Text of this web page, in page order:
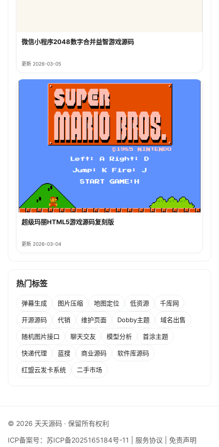
微信小程序2048数字合并益智游戏源码
更新 2026-03-05
超级玛丽HTML5游戏源码复刻版
更新 2026-03-04
热门标签
弹幕生成 图片压缩 地图定位 低资源 千库网
开源源码 代销 维护页面 Dobby主题 域名出售
随机图片接口 聊天交友 模型分析 首涂主题
快递代理 蓝搜 商业源码 软件库源码
红盟云发卡系统 二手市场
© 2026 天天源码 · 保留所有权利
ICP备案号： 苏ICP备2025165184号-11 服务协议 免责声明